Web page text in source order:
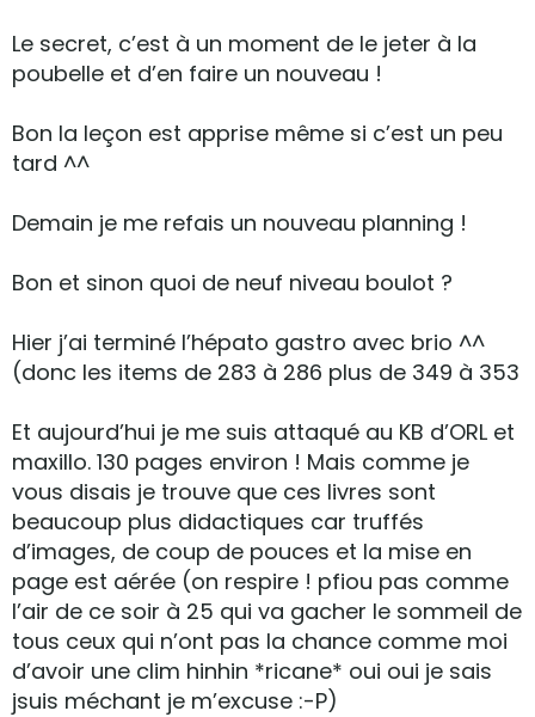
Le secret, c’est à un moment de le jeter à la
poubelle et d’en faire un nouveau !
Bon la leçon est apprise même si c’est un peu
tard ^^
Demain je me refais un nouveau planning !
Bon et sinon quoi de neuf niveau boulot ?
Hier j’ai terminé l’hépato gastro avec brio ^^
(donc les items de 283 à 286 plus de 349 à 353
Et aujourd’hui je me suis attaqué au KB d’ORL et
maxillo. 130 pages environ ! Mais comme je
vous disais je trouve que ces livres sont
beaucoup plus didactiques car truffés
d’images, de coup de pouces et la mise en
page est aérée (on respire ! pfiou pas comme
l’air de ce soir à 25 qui va gacher le sommeil de
tous ceux qui n’ont pas la chance comme moi
d’avoir une clim hinhin *ricane* oui oui je sais
jsuis méchant je m’excuse :-P)